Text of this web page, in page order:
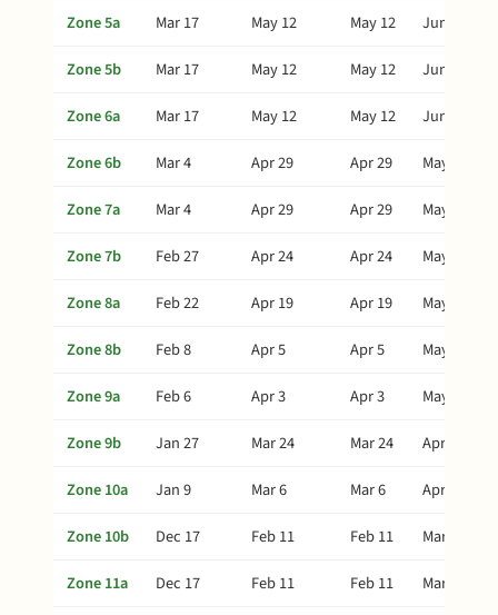
Zone 5a
Mar 17 May 12 May 12
Jun 11
Zone 5b
Mar 17 May 12 May 12
Jun 11
Zone 6a
Mar 17 May 12 May 12
Jun 11
Zone 6b
Mar 4 Apr 29 Apr 29
May 29
Zone 7a
Mar 4 Apr 29 Apr 29
May 29
Zone 7b
Feb 27 Apr 24 Apr 24
May 24
Zone 8a
Feb 22 Apr 19 Apr 19
May 19
Zone 8b
Feb 8 Apr 5 Apr 5
May 5
Zone 9a
Feb 6 Apr 3 Apr 3
May 3
Zone 9b
Jan 27 Mar 24 Mar 24
Apr 23
Zone 10a
Jan 9 Mar 6 Mar 6
Apr 5
Zone 10b
Dec 17 Feb 11 Feb 11
Mar 13
Zone 11a
Dec 17 Feb 11 Feb 11 Mar 13